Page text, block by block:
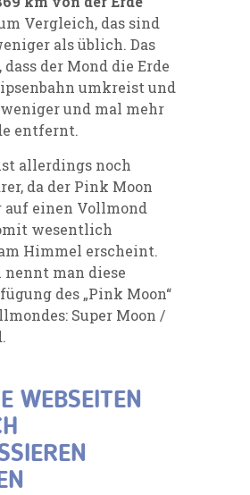
Vergleich, das sind
als üblich. Das
der Mond die Erde
umkreist und
und mal mehr
entfernt.
allerdings noch
da der Pink Moon
auf einen Vollmond
wesentlich
Himmel erscheint.
nennt man diese
des „Pink Moon“
Super Moon /
WEBSEITEN